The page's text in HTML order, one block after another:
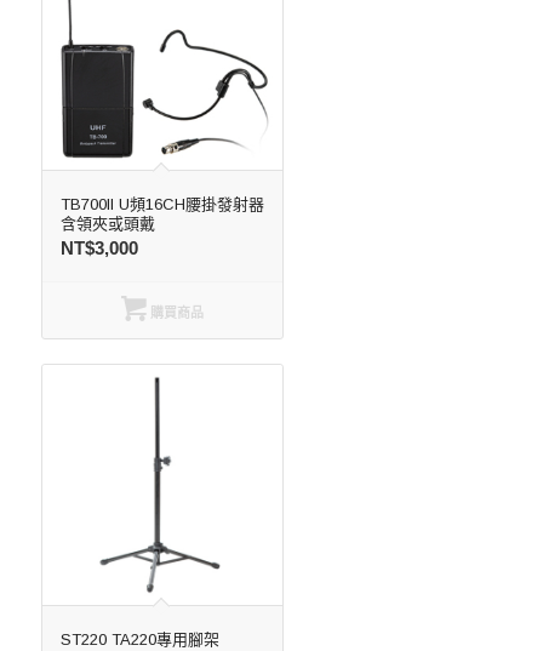
TB700II U頻16CH腰掛發射器
含領夾或頭戴
NT$3,000
購買商品
ST220 TA220專用腳架